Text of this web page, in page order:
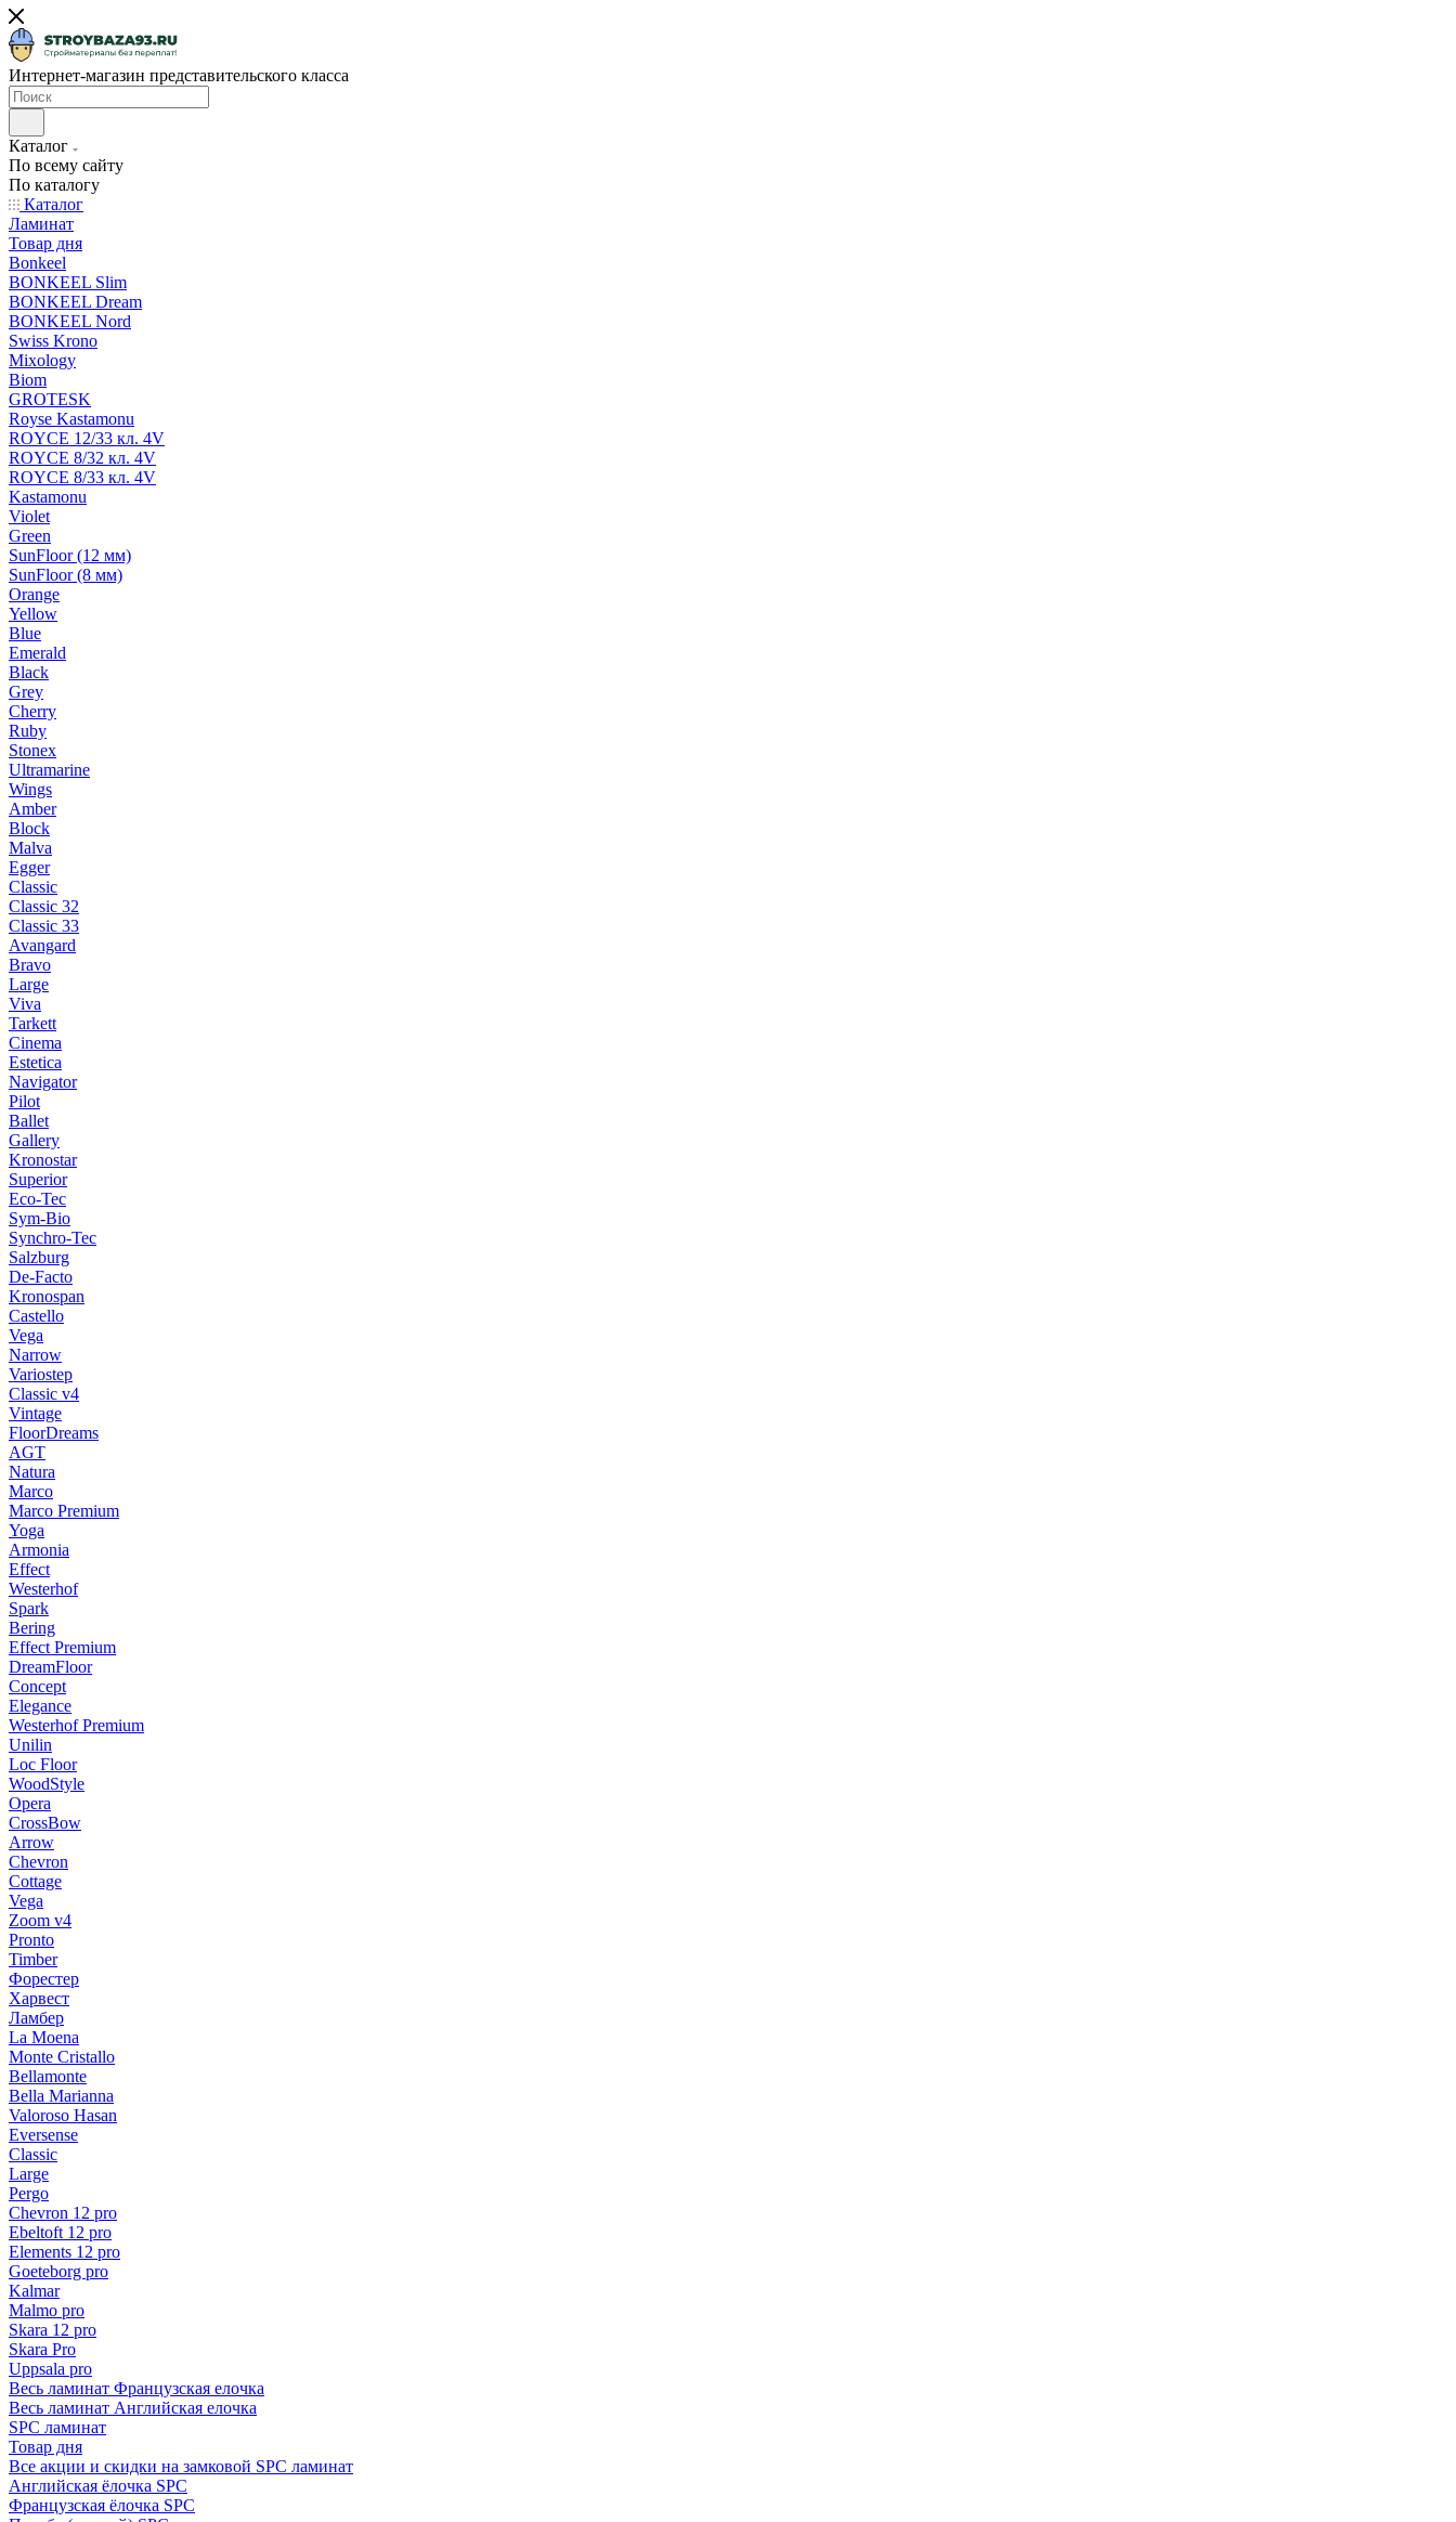
Интернет-магазин представительского класса
Каталог
По всему сайту
По каталогу
Каталог
Ламинат
Товар дня
Bonkeel
BONKEEL Slim
BONKEEL Dream
BONKEEL Nord
Swiss Krono
Mixology
Biom
GROTESK
Royse Kastamonu
ROYCE 12/33 кл. 4V
ROYCE 8/32 кл. 4V
ROYCE 8/33 кл. 4V
Kastamonu
Violet
Green
SunFloor (12 мм)
SunFloor (8 мм)
Orange
Yellow
Blue
Emerald
Black
Grey
Cherry
Ruby
Stonex
Ultramarine
Wings
Amber
Block
Malva
Egger
Classic
Classic 32
Classic 33
Avangard
Bravo
Large
Viva
Tarkett
Cinema
Estetica
Navigator
Pilot
Ballet
Gallery
Kronostar
Superior
Eco-Tec
Sym-Bio
Synchro-Tec
Salzburg
De-Facto
Kronospan
Castello
Vega
Narrow
Variostep
Classic v4
Vintage
FloorDreams
AGT
Natura
Marco
Marco Premium
Yoga
Armonia
Effect
Westerhof
Spark
Bering
Effect Premium
DreamFloor
Concept
Elegance
Westerhof Premium
Unilin
Loc Floor
WoodStyle
Opera
CrossBow
Arrow
Chevron
Cottage
Vega
Zoom v4
Pronto
Timber
Форестер
Харвест
Ламбер
La Moena
Monte Cristallo
Bellamonte
Bella Marianna
Valoroso Hasan
Eversense
Classic
Large
Pergo
Chevron 12 pro
Ebeltoft 12 pro
Elements 12 pro
Goeteborg pro
Kalmar
Malmo pro
Skara 12 pro
Skara Pro
Uppsala pro
Весь ламинат Французская елочка
Весь ламинат Английская елочка
SPC ламинат
Товар дня
Все акции и скидки на замковой SPC ламинат
Английская ёлочка SPC
Французская ёлочка SPC